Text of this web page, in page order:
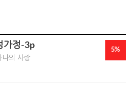
가정-3p
나의 사랑
5%